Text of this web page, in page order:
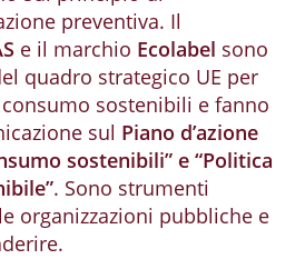
preventiva. Il
e il marchio Ecolabel sono
quadro strategico UE per
sostenibili e fanno
sul Piano d’azione
sostenibili” e “Politica
. Sono strumenti
organizzazioni pubbliche e